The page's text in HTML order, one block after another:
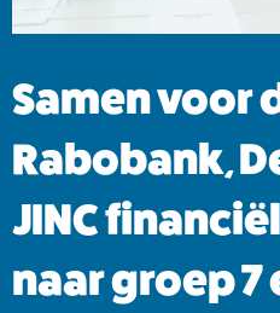
Samen voor
Rabobank,
JINC
naar groep 7